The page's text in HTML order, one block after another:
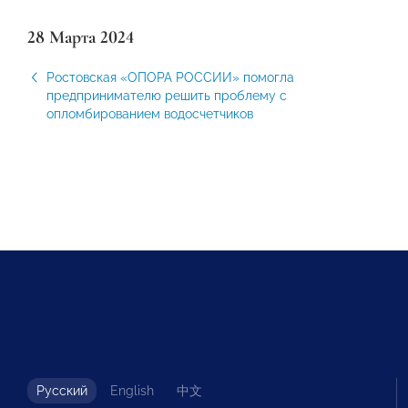
28 Марта 2024
Ростовская «ОПОРА РОССИИ» помогла
предпринимателю решить проблему с
опломбированием водосчетчиков
Русский English 中文